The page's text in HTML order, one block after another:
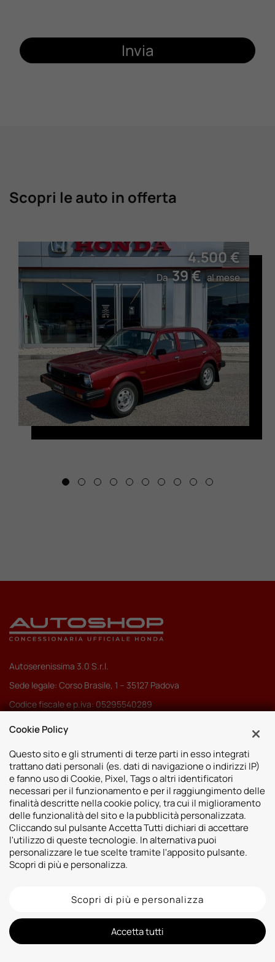
Invia
Scopri le auto in offerta
4.500 €
Da39 €al mese
Autoserenissima 3.0 S.r.l.
Sede legale: Corso Brasile, 1 – 35127 Padova
Codice fiscale e p.iva: 05295540289
Pec:autoserenissima3.0srl@legalmail.it
Sedi
Vicenza
Padova
Venezia
Risorse
Contatti
2026 © Autoshop Srl. Tutti i diritti riservati.Privacy Policy
Informativa sulla trasparenza assicurativa
Designed by:
Cookie Policy
Questo sito e gli strumenti di terze parti in esso integrati
trattano dati personali (es. dati di navigazione o indirizzi IP)
e fanno uso di Cookie, Pixel, Tags o altri identificatori
necessari per il funzionamento e per il raggiungimento delle
finalità descritte nella cookie policy, tra cui il miglioramento
delle funzionalità del sito e la pubblicità personalizzata.
Cliccando sul pulsante Accetta Tutti dichiari di accettare
l'utilizzo di queste tecnologie. In alternativa puoi
personalizzare le tue scelte tramite l'apposito pulsante.
Scopri di più e personalizza.
Scopri di più e personalizza
Accetta tutti